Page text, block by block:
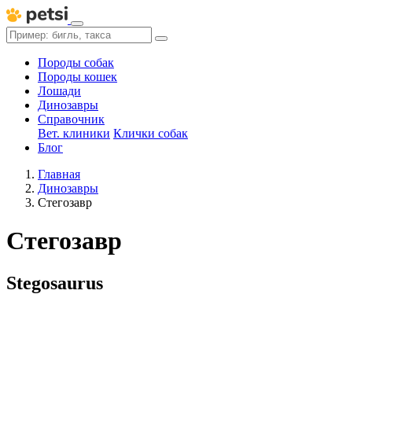
Породы собак
Породы кошек
Лошади
Динозавры
Справочник
Вет. клиники Клички собак
Блог
Главная
Динозавры
Стегозавр
Стегозавр
Stegosaurus